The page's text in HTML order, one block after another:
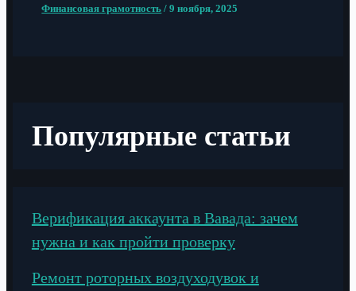
Финансовая грамотность /9 ноября, 2025
Популярные статьи
Верификация аккаунта в Вавада: зачем
нужна и как пройти проверку
Ремонт роторных воздуходувок и